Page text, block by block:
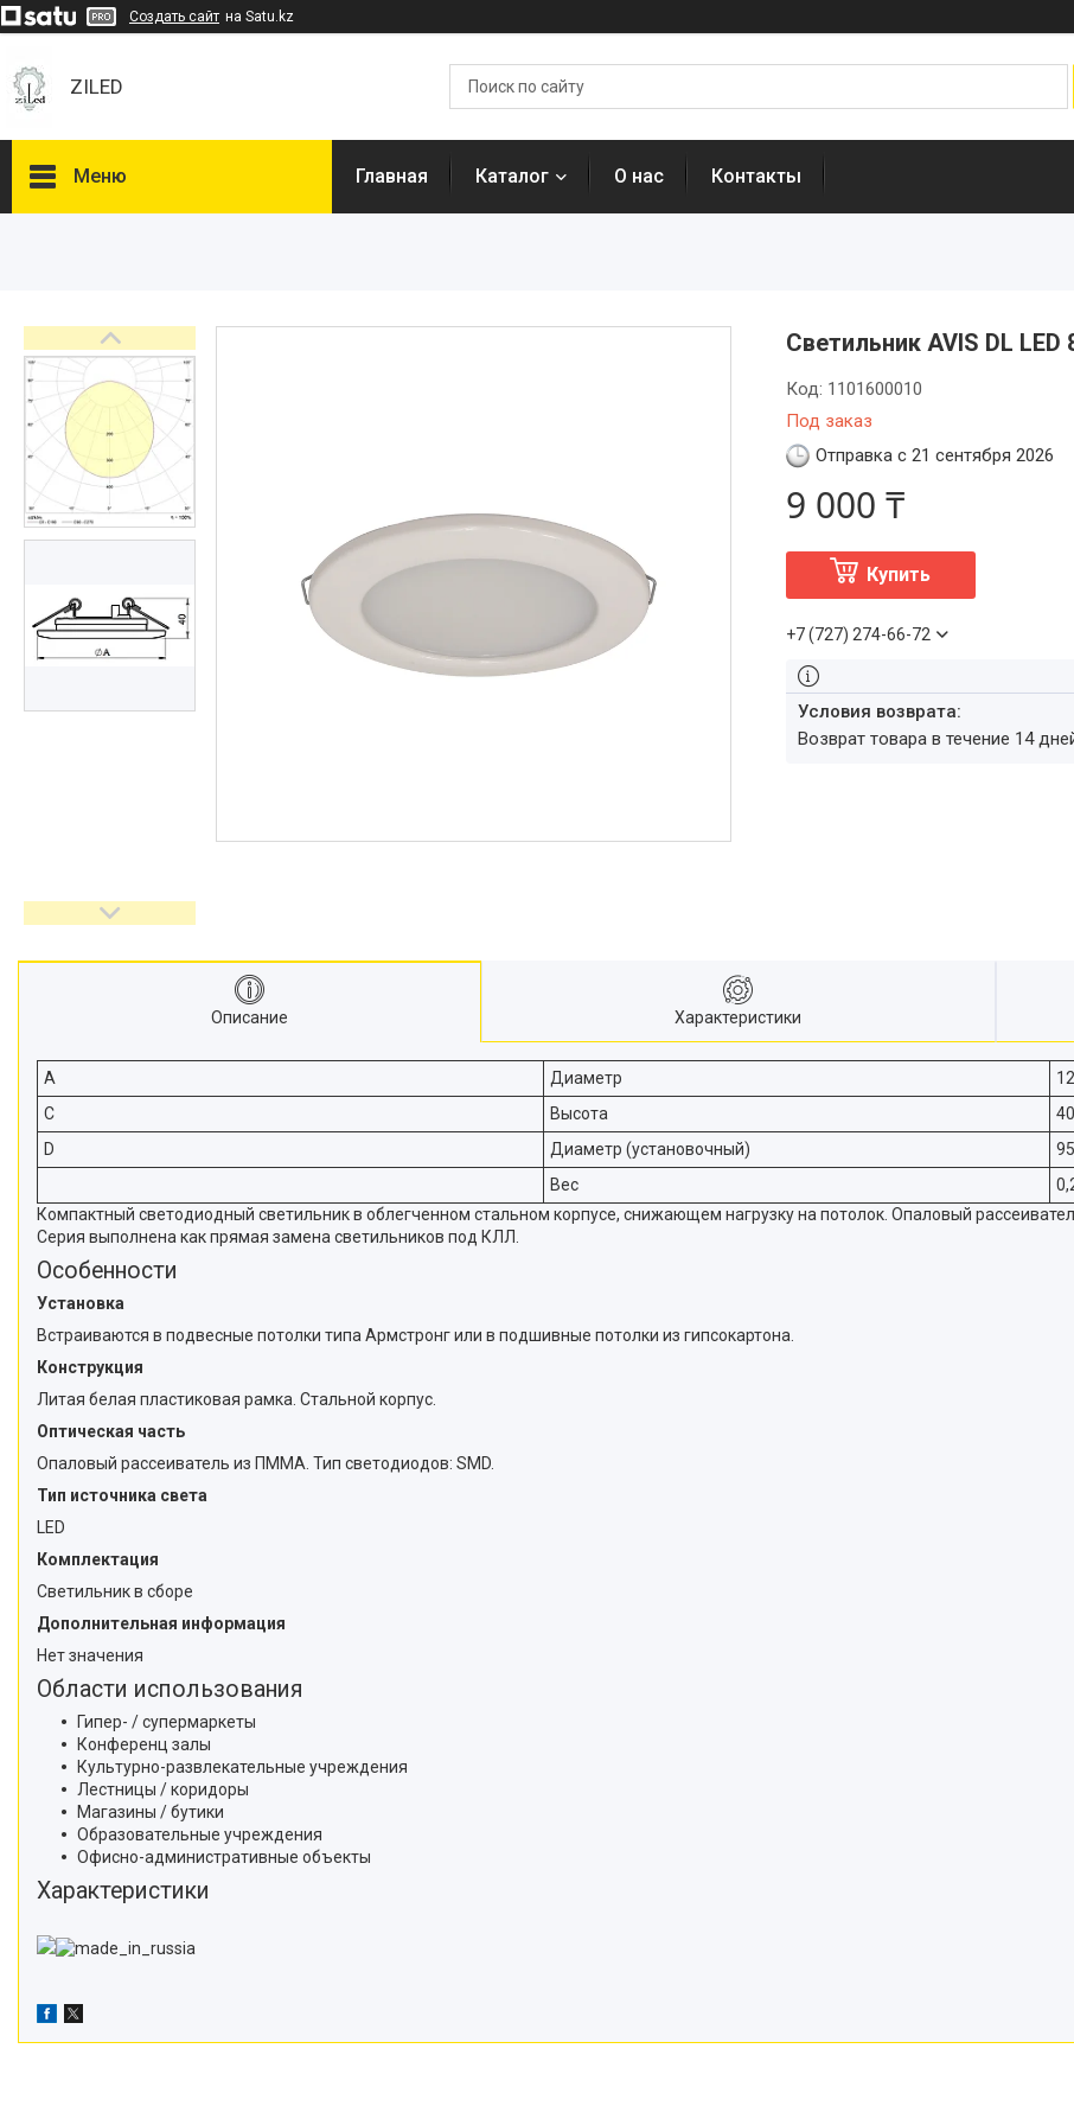
Создать сайт на Satu.kz
ZILED
Меню
ФАРЛАЙТ
NLCO
INNOLUX
Отзывы
Главная Каталог О нас Контакты
Светильник AVIS DL LED
Под заказ
Код: 1101600010
Отправка с 21 сентября 2026
9 000 ₸
Купить
+7 (727) 274-66-72
возврат товара в течение 14
Описание Характеристики
A Диаметр
C
Высота
D
Диаметр (установочный)
Вес
Компактный светодиодный светильник в облегченном стальном корпусе, снижающем нагрузку на потолок. Опаловый
Серия выполнена как прямая замена светильников под КЛЛ.
Особенности
Установка
Встраиваются в подвесные потолки типа Армстронг или в подшивные потолки из гипсокартона.
Конструкция
Литая белая пластиковая рамка. Стальной корпус.
Оптическая часть
Опаловый рассеиватель из ПММА. Тип светодиодов: SMD.
Тип источника света
LED
Комплектация
Светильник в сборе
Дополнительная информация
Нет значения
Области использования
Гипер- / супермаркеты
Конференц залы
Культурно-развлекательные учреждения
Лестницы / коридоры
Магазины / бутики
Образовательные учреждения
Офисно-административные объекты
Характеристики